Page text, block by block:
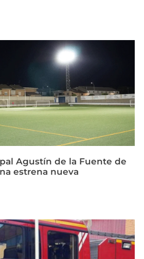
Agustín de la Fuente de
estrena nueva